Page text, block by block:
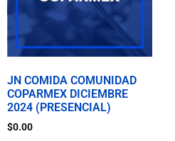
JN COMIDA COMUNIDAD
COPARMEX DICIEMBRE
2024 (PRESENCIAL)
$0.00